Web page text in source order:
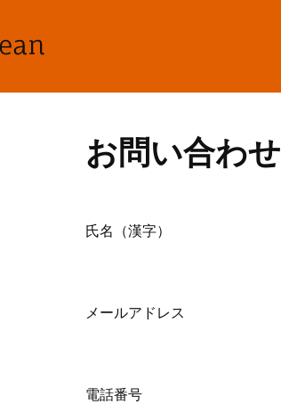
お問い合わせ
氏名（漢字）
メールアドレス
電話番号